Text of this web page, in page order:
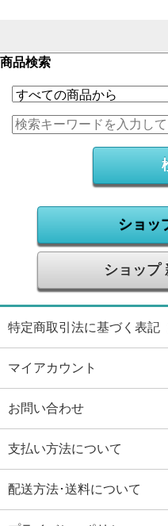
商品検索
ショッ
ショップ
特定商取引法に基づく表記
マイアカウント
お問い合わせ
支払い方法について
配送方法･送料について